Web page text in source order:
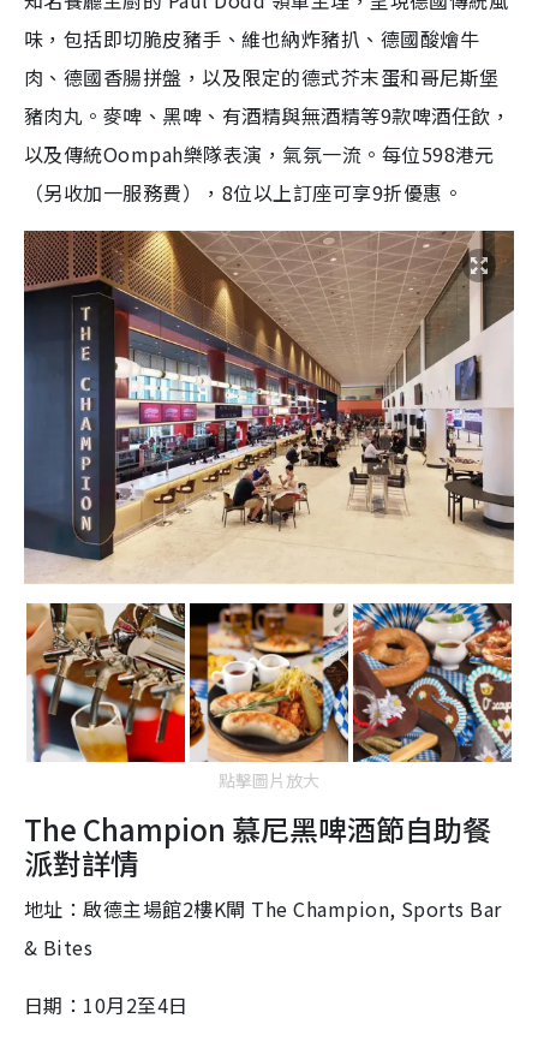
味，包括即切脆皮豬手、維也納炸豬扒、德國酸燴牛
肉、德國香腸拼盤，以及限定的德式芥末蛋和哥尼斯堡
豬肉丸。麥啤、黑啤、有酒精與無酒精等9款啤酒任飲，
以及傳統Oompah樂隊表演，氣氛一流。每位598港元
（另收加一服務費），8位以上訂座可享9折優惠。
點擊圖片放大
The Champion 慕尼黑啤酒節自助餐
派對詳情
地址：啟德主場館2樓K閘 The Champion, Sports Bar
& Bites
日期：10月2至4日